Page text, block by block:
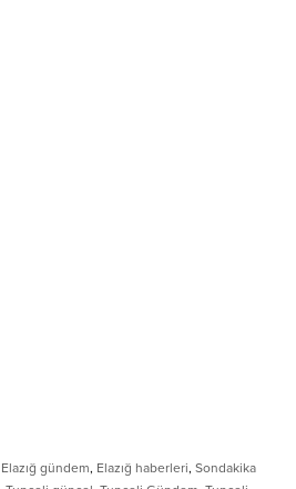
Elazığ gündem, Elazığ haberleri, Sondakika